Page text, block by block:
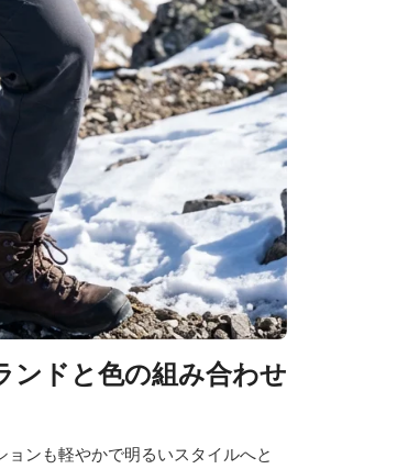
ンドと色の組み合わせ
ンも軽やかで明るいスタイルへと